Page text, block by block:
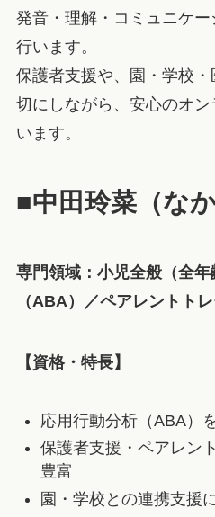
発音・理解・コミュニケ
行います。
保護者支援や、園・学校
切にしながら、安心のオ
います。
■中田玲菜（な
専門領域：小児全般（全
（ABA）／ペアレントト
【資格・特長】
応用行動分析（ABA）
保護者支援・ペアレン
豊富
園・学校との連携支援